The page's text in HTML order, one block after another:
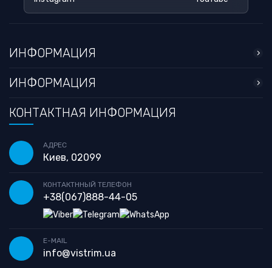
ИНФОРМАЦИЯ
ИНФОРМАЦИЯ
КОНТАКТНАЯ ИНФОРМАЦИЯ
АДРЕС
Киев, 02099
КОНТАКТННЫЙ ТЕЛЕФОН
+38(067)888-44-05
E-MAIL
info@vistrim.ua